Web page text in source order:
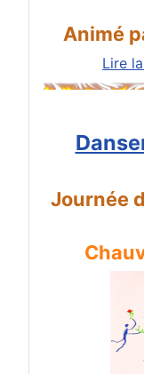
Animé
Lire
Journée